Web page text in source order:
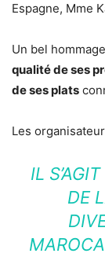
Espagne, Mme
Un bel
qualité de ses
de ses plats
Les
IL
DE